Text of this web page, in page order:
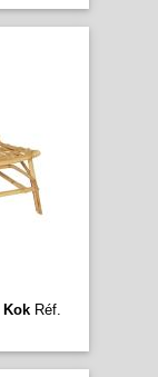
KokRéf.